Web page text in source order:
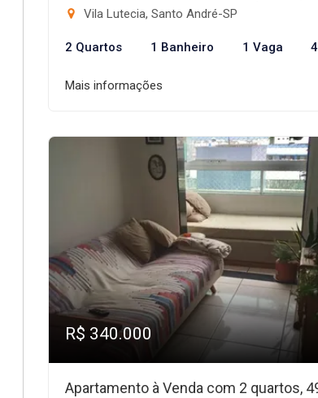
Vila Lutecia, Santo André-SP
2 Quartos 1 Banheiro 1 Vaga
Mais informações
R$ 340.000
Apartamento à Venda com 2 quartos,